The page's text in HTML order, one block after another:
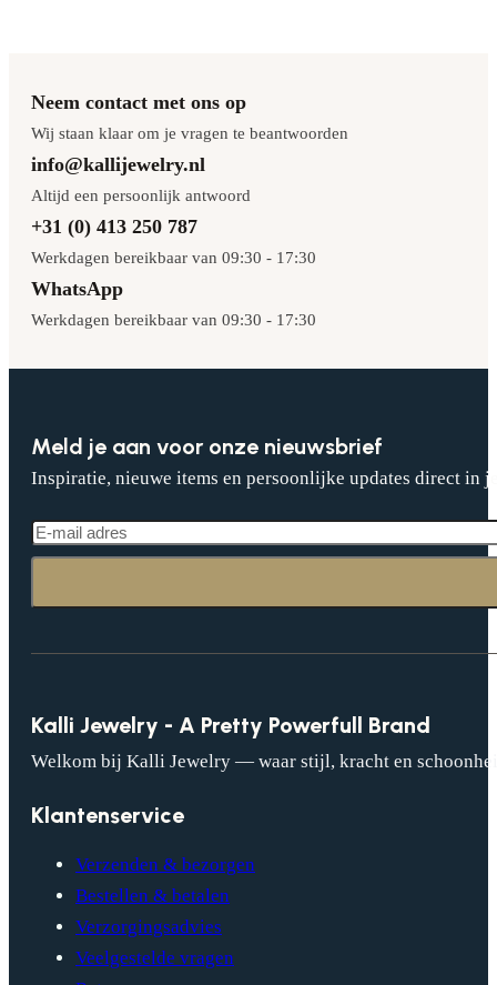
Neem contact met ons op
Wij staan klaar om je vragen te beantwoorden
info@kallijewelry.nl
Altijd een persoonlijk antwoord
+31 (0) 413 250 787
Werkdagen bereikbaar van 09:30 - 17:30
WhatsApp
Werkdagen bereikbaar van 09:30 - 17:30
Meld je aan voor onze nieuwsbrief
Inspiratie, nieuwe items en persoonlijke updates direct in
Kalli Jewelry - A Pretty Powerfull Brand
Welkom bij Kalli Jewelry — waar stijl, kracht en
Klantenservice
Verzenden & bezorgen
Bestellen & betalen
Verzorgingsadvies
Veelgestelde vragen